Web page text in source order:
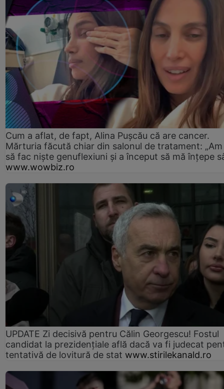
Cum a aflat, de fapt, Alina Pușcău că are cancer.
Mărturia făcută chiar din salonul de tratament:
să fac niște genuflexiuni și a început să mă înțepe
www.wowbiz.ro
UPDATE Zi decisivă pentru Călin Georgescu! Fostul
candidat la prezidențiale află dacă va fi judecat
tentativă de lovitură de stat www.stirilekanald.ro